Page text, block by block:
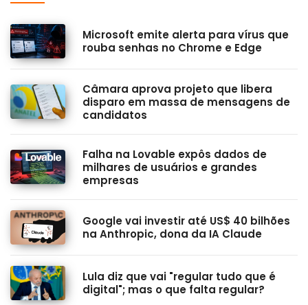
Microsoft emite alerta para vírus que
rouba senhas no Chrome e Edge
Câmara aprova projeto que libera
disparo em massa de mensagens de
candidatos
Falha na Lovable expôs dados de
milhares de usuários e grandes
empresas
Google vai investir até US$ 40 bilhões
na Anthropic, dona da IA Claude
Lula diz que vai "regular tudo que é
digital"; mas o que falta regular?